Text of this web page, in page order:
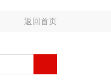
返回首页